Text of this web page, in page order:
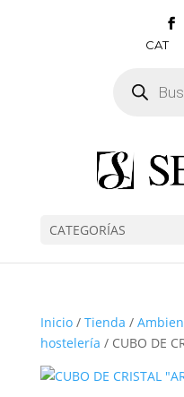
CAT
productos
CATEGORÍAS
Inicio/ Tienda /
hostelería / CUBO DE